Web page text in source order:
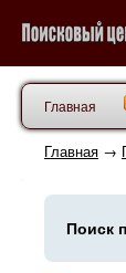
Главная
Главная →
Поиск